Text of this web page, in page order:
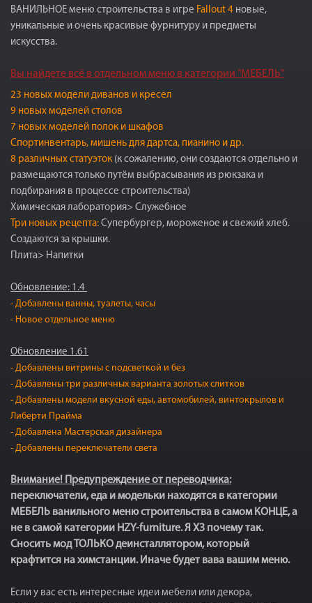
ВАНИЛЬНОЕ меню строительства в игре Fallout 4 новые,
уникальные и очень красивые фурнитуру и предметы
искусства.
Вы найдете всё в отдельном меню в категории "МЕБЕЛЬ"
23 новых модели диванов и кресел
9 новых моделей столов
7 новых моделей полок и шкафов
Спортинвентарь, мишень для дартса, пианино и др.
8 различных статуэток (к сожалению, они создаются отдельно и
размещаются только путём выбрасывания из рюкзака и
подбирания в процессе строительства)
Химическая лаборатория> Служебное
Три новых рецепта: Супербургер, мороженое и свежий хлеб.
Создаются за крышки.
Плита> Напитки
Обновление: 1.4
- Добавлены ванны, туалеты, часы
- Новое отдельное меню
Обновление 1.61
- Добавлены витрины с подсветкой и без
- Добавлены три различных варианта золотых слитков
- Добавлены модели вкусной еды, автомобилей, винтокрылов и
Либерти Прайма
- Добавлена Мастерская дизайнера
- Добавлены переключатели света
Внимание! Предупреждение от переводчика:
переключатели, еда и модельки находятся в категории
МЕБЕЛЬ ванильного меню строительства в самом КОНЦЕ, а
не в самой категории HZY-furniture. Я ХЗ почему так.
Сносить мод ТОЛЬКО деинсталлятором, который
крафтится на химстанции. Иначе будет вава вашим меню.
Если у вас есть интересные идеи мебели или декора,